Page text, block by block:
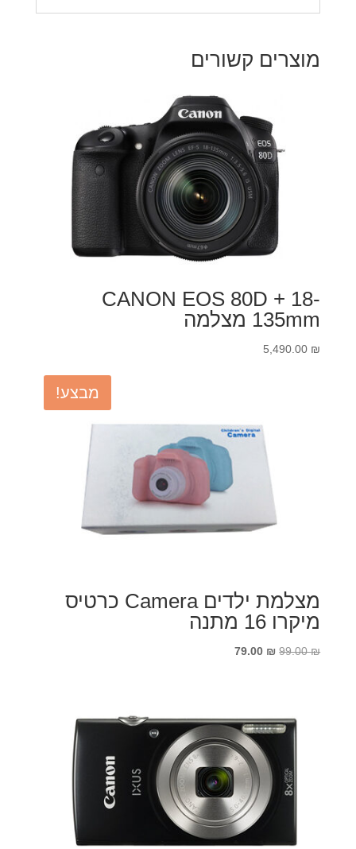
מוצרים קשורים
CANON EOS 80D + 18-
135mm מצלמה
5,490.00 ₪
מבצע!
מצלמת ילדים Camera כרטיס
מיקרו 16 מתנה
99.00₪
המחיר
79.00 ₪
המחיר